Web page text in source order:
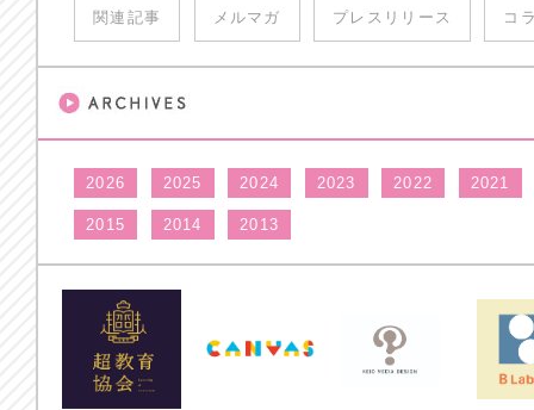
関連記事 メルマガ プレスリリース コ
2026 2025 2024 2023 2022 2021
2015 2014 2013